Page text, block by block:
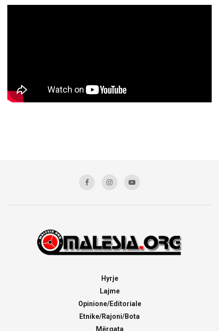
Hyrje
Lajme
Opinione/Editoriale
Etnike/Rajoni/Bota
Mërgata